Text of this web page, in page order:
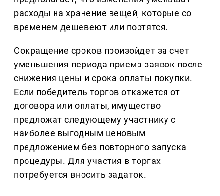
расходы на хранение вещей, которые со
временем дешевеют или портятся.
Сокращение сроков произойдет за счет
уменьшения периода приема заявок после
снижения цены и срока оплаты покупки.
Если победитель торгов откажется от
договора или оплаты, имущество
предложат следующему участнику с
наиболее выгодным ценовым
предложением без повторного запуска
процедуры. Для участия в торгах
потребуется вносить задаток.